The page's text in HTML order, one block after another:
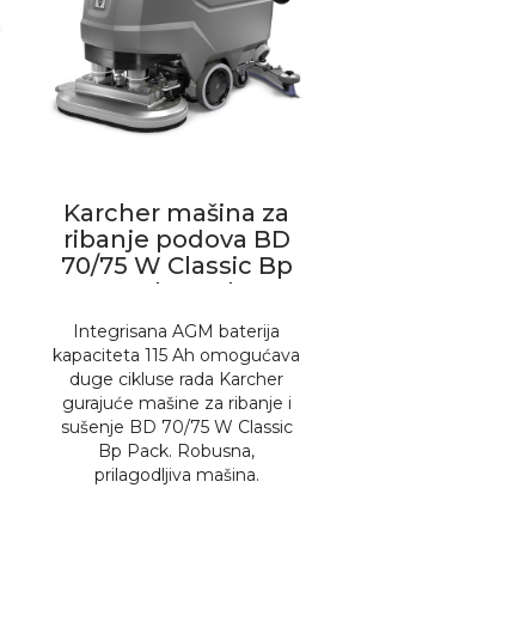
Karcher mašina za
ribanje podova BD
70/75 W Classic Bp
Pack 115Ah
Integrisana AGM baterija
kapaciteta 115 Ah omogućava
duge cikluse rada Karcher
gurajuće mašine za ribanje i
sušenje BD 70/75 W Classic
Bp Pack. Robusna,
prilagodljiva mašina.